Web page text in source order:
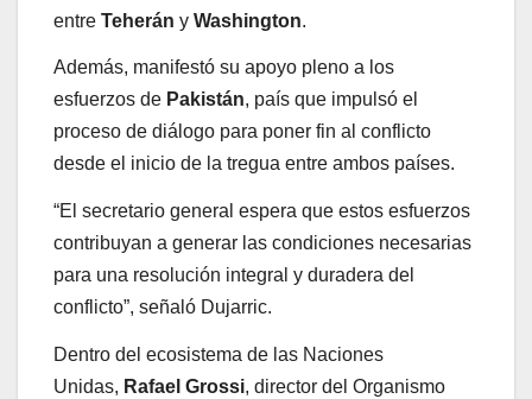
entre Teherán y Washington.
Además, manifestó su apoyo pleno a los
esfuerzos de Pakistán, país que impulsó el
proceso de diálogo para poner fin al conflicto
desde el inicio de la tregua entre ambos países.
“El secretario general espera que estos esfuerzos
contribuyan a generar las condiciones necesarias
para una resolución integral y duradera del
conflicto”, señaló Dujarric.
Dentro del ecosistema de las Naciones
Unidas, Rafael Grossi, director del Organismo